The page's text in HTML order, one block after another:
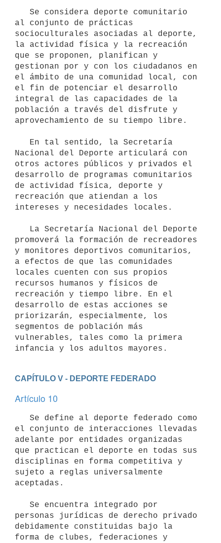
al conjunto de prácticas
socioculturales asociadas al deporte,
la actividad física y la recreación
que se proponen, planifican y
gestionan por y con los ciudadanos en
el ámbito de una comunidad local, con
el fin de potenciar el desarrollo
integral de las capacidades de la
población a través del disfrute y
aprovechamiento de su tiempo libre.
Nacional del Deporte articulará con
otros actores públicos y privados el
desarrollo de programas comunitarios
de actividad física, deporte y
recreación que atiendan a los
intereses y necesidades locales.
promoverá la formación de recreadores
y monitores deportivos comunitarios,
a efectos de que las comunidades
locales cuenten con sus propios
recursos humanos y físicos de
recreación y tiempo libre. En el
desarrollo de estas acciones se
priorizarán, especialmente, los
segmentos de población más
vulnerables, tales como la primera
CAPÍTULO V - DEPORTE FEDERADO
Artículo 10
el conjunto de interacciones llevadas
adelante por entidades organizadas
que practican el deporte en todas sus
disciplinas en forma competitiva y
sujeto a reglas universalmente
aceptadas.
personas jurídicas de derecho privado
debidamente constituidas bajo la
forma de clubes, federaciones y